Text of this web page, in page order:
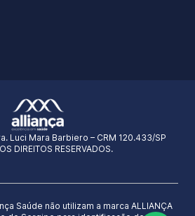
Luci Mara Barbiero – CRM 120.433/SP
DIREITOS RESERVADOS.
Saúde não utilizam a marca ALLIANÇA